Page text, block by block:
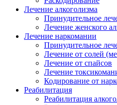
Лечение алкоголизма
Принудительное
Лечение женского
Лечение наркомании
Принудительное
Лечение от солей
Лечение от спайсов
Лечение
Кодирование от
Реабилитация
Реабилитация